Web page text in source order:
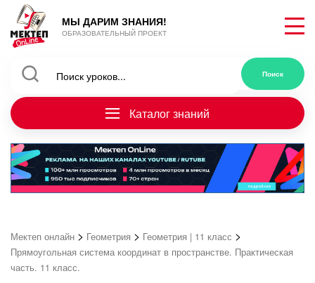
МЫ ДАРИМ ЗНАНИЯ!
ОБРАЗОВАТЕЛЬНЫЙ ПРОЕКТ
Каталог знаний
Мектеп онлайн > Геометрия > Геометрия | 11 класс >
Прямоугольная система координат в пространстве. Практическая
часть. 11 класс.